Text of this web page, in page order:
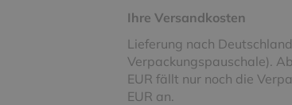
Ihre Versandkosten
Lieferung nach
Verpackungspauschale).
EUR fällt nur noch die
EUR an.